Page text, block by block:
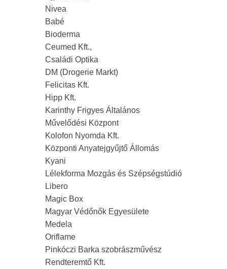
Nivea
Babé
Bioderma
Ceumed Kft.,
Családi Optika
DM (Drogerie Markt)
Felicitas Kft.
Hipp Kft.
Karinthy Frigyes Általános
Művelődési Központ
Kolofon Nyomda Kft.
Központi Anyatejgyűjtő Állomás
Kyani
Lélekforma Mozgás és Szépségstúdió
Libero
Magic Box
Magyar Védőnők Egyesülete
Medela
Oriflame
Pinkóczi Barka szobrászművész
Rendteremtő Kft.